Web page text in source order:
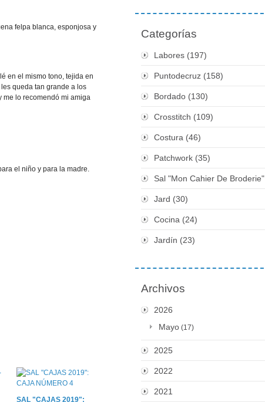
felpa blanca, esponjosa y
en el mismo tono, tejida en
queda tan grande a los
me lo recomendó mi amiga
el niño y para la madre.
SAL "CAJAS 2019":
Categorías
Labores (197)
Puntodecruz (158)
Bordado (130)
Crosstitch (109)
Costura (46)
Patchwork (35)
Sal "mon Cahier De Broderie"
Jard (30)
Cocina (24)
Jardín (23)
Archivos
2026
Mayo (17)
2025
2022
2021